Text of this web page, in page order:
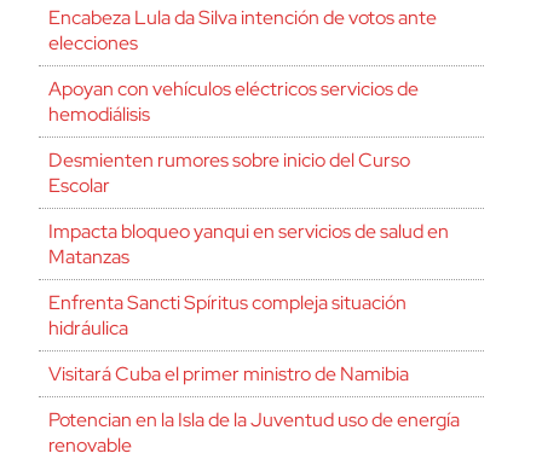
Encabeza Lula da Silva intención de votos ante
elecciones
Apoyan con vehículos eléctricos servicios de
hemodiálisis
Desmienten rumores sobre inicio del Curso
Escolar
Impacta bloqueo yanqui en servicios de salud en
Matanzas
Enfrenta Sancti Spíritus compleja situación
hidráulica
Visitará Cuba el primer ministro de Namibia
Potencian en la Isla de la Juventud uso de energía
renovable